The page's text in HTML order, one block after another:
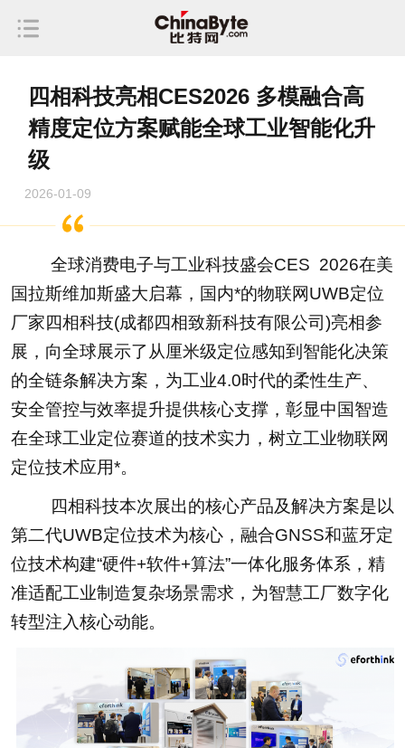
四相科技亮相CES2026 多模融合高
精度定位方案赋能全球工业智能化升
级
2026-01-09
全球消费电子与工业科技盛会CES 2026在美
国拉斯维加斯盛大启幕，国内*的物联网UWB定位
厂家四相科技(成都四相致新科技有限公司)亮相参
展，向全球展示了从厘米级定位感知到智能化决策
的全链条解决方案，为工业4.0时代的柔性生产、
安全管控与效率提升提供核心支撑，彰显中国智造
在全球工业定位赛道的技术实力，树立工业物联网
定位技术应用*。
四相科技本次展出的核心产品及解决方案是以
第二代UWB定位技术为核心，融合GNSS和蓝牙定
位技术构建“硬件+软件+算法”一体化服务体系，精
准适配工业制造复杂场景需求，为智慧工厂数字化
转型注入核心动能。